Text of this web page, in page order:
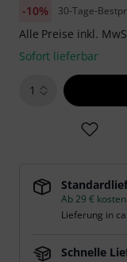
-10% 30-Tage-
Alle Preise inkl.
Sofort lieferbar
1
Ab 29 €
Lieferung in
Schnelle